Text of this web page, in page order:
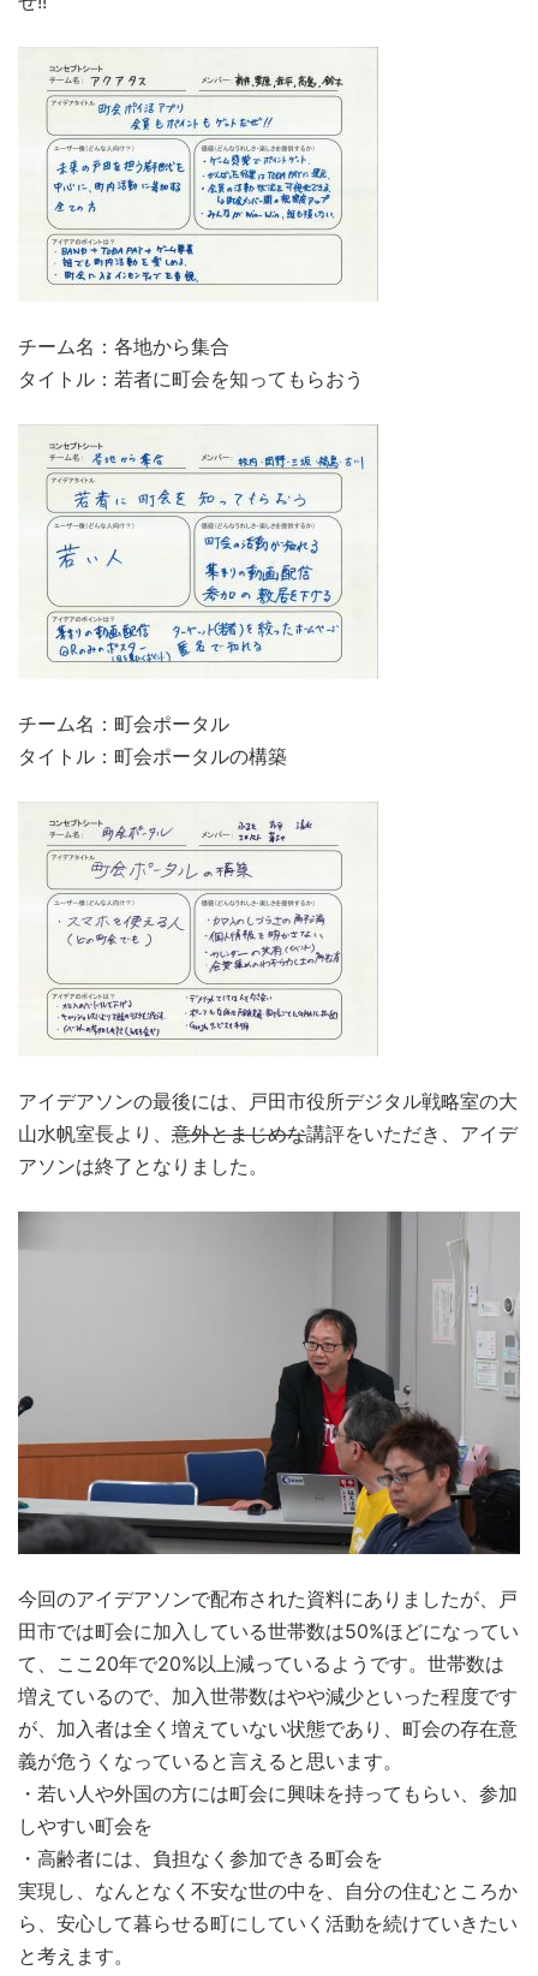
チーム名：各地から集合
タイトル：若者に町会を知ってもらおう
チーム名：町会ポータル
タイトル：町会ポータルの構築
アイデアソンの最後には、戸田市役所デジタル戦略室の大
山水帆室長より、 意外とまじめな講評をいただき、アイデ
アソンは終了となりました。
今回のアイデアソンで配布された資料にありましたが、戸
田市では町会に加入している世帯数は50%ほどになってい
て、ここ20年で20%以上減っているようです。世帯数は
増えているので、加入世帯数はやや減少といった程度です
が、加入者は全く増えていない状態であり、町会の存在意
義が危うくなっていると言えると思います。
・若い人や外国の方には町会に興味を持ってもらい、参加
しやすい町会を
・高齢者には、負担なく参加できる町会を
実現し、なんとなく不安な世の中を、自分の住むところか
ら、安心して暮らせる町にしていく活動を続けていきたい
と考えます。